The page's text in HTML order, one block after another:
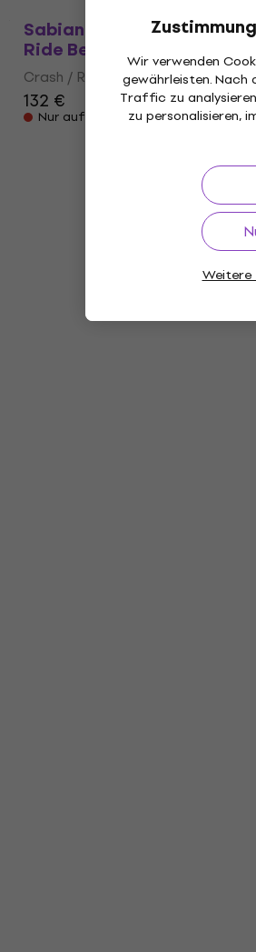
Wir verwenden
gewährleisten. Nach
Traffic zu
zu personalisieren,
Weitere
Sabian SBR1811 SBR 18"
Ride Becken
Crash / Ride Becken
132 €
Nur auf Bestellung